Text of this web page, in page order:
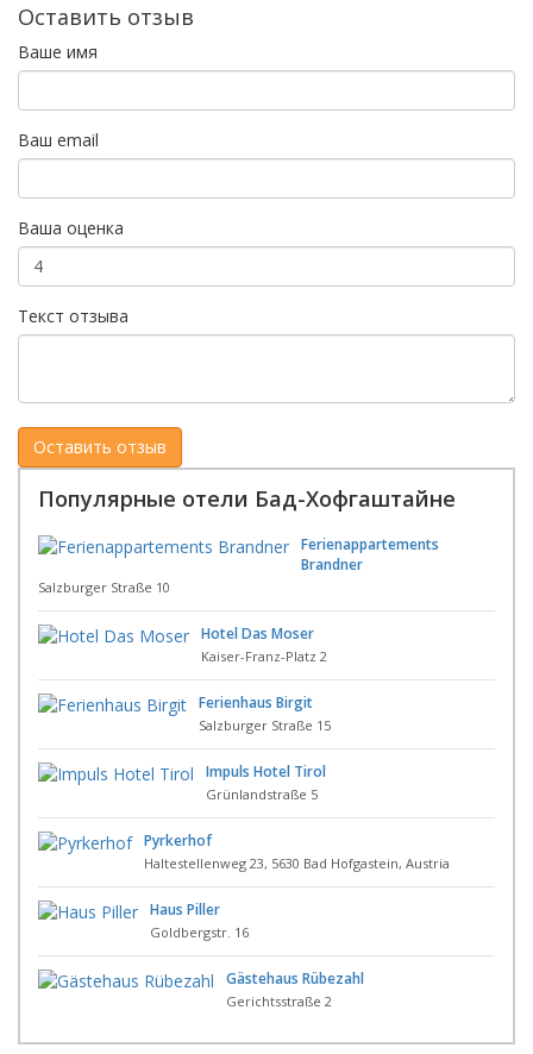
Оставить отзыв
Ваше имя
Ваш email
Ваша оценка
Текст отзыва
Популярные отели Бад-Хофгаштайне
Ferienappartements
Brandner
Salzburger Straße 10
Hotel Das Moser
Kaiser-Franz-Platz 2
Ferienhaus Birgit
Salzburger Straße 15
Impuls Hotel Tirol
Grünlandstraße 5
Pyrkerhof
Haltestellenweg 23, 5630 Bad Hofgastein, Austria
Haus Piller
Goldbergstr. 16
Gästehaus Rübezahl
Gerichtsstraße 2